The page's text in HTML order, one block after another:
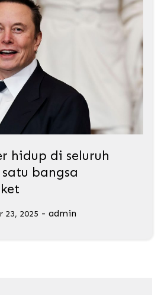
hidup di seluruh
bangsa
23, 2025 - admin